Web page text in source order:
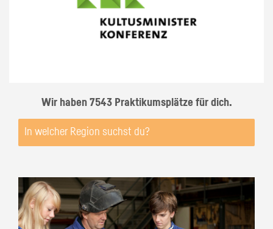
Wir haben 7543 Praktikumsplätze für dich.